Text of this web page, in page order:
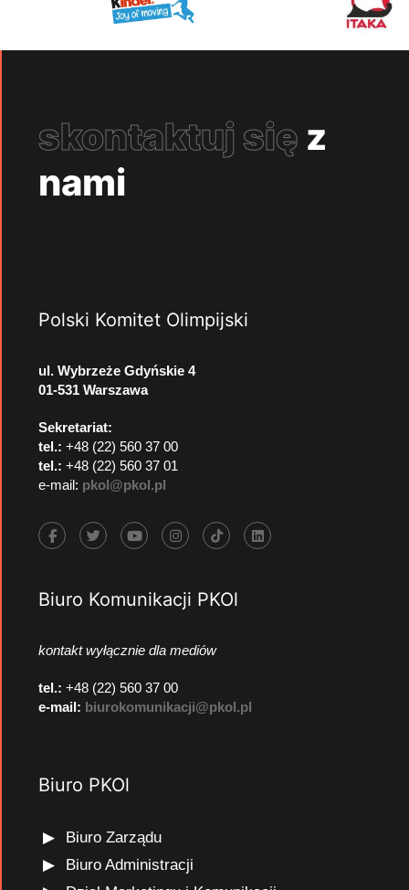
skontaktuj się z
nami
Polski Komitet Olimpijski
ul. Wybrzeże Gdyńskie 4
01-531 Warszawa
Sekretariat:
tel.: +48 (22) 560 37 00
tel.: +48 (22) 560 37 01
e-mail: pkol@pkol.pl
Biuro Komunikacji PKOl
kontakt wyłącznie dla mediów
tel.: +48 (22) 560 37 00
e-mail: biurokomunikacji@pkol.pl
Biuro PKOl
Biuro Zarządu
Biuro Administracji